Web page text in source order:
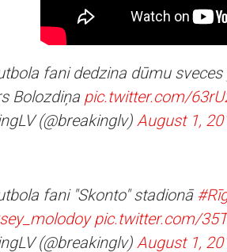
fani dedzina dūmu
Bolozdiņa pic.twitter.com/
(@breakinglv) August 1,
fani "Skonto" stadionā
pic.twitter.com/
(@breakinglv) August 1,